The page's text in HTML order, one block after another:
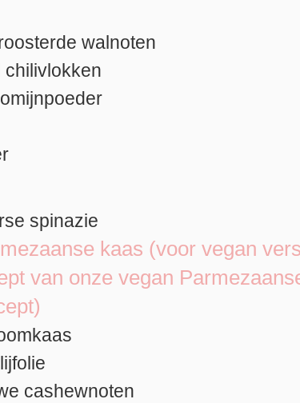
walnoten
chilivlokken
spinazie
kaas (voor vegan
van onze vegan
cashewnoten